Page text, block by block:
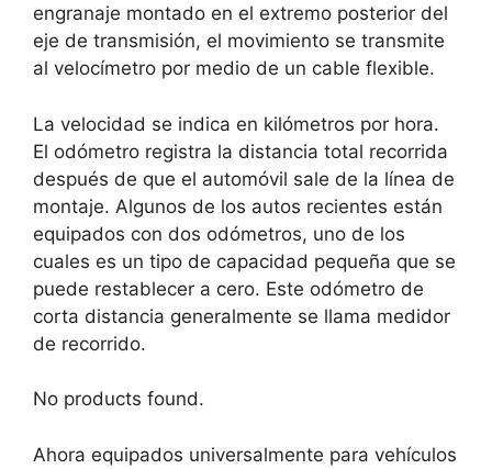
engranaje montado en el extremo posterior del
eje de transmisión, el movimiento se transmite
al velocímetro por medio de un cable flexible.
La velocidad se indica en kilómetros por hora.
El odómetro registra la distancia total recorrida
después de que el automóvil sale de la línea de
montaje. Algunos de los autos recientes están
equipados con dos odómetros, uno de los
cuales es un tipo de capacidad pequeña que se
puede restablecer a cero. Este odómetro de
corta distancia generalmente se llama medidor
de recorrido.
No products found.
Ahora equipados universalmente para vehículos